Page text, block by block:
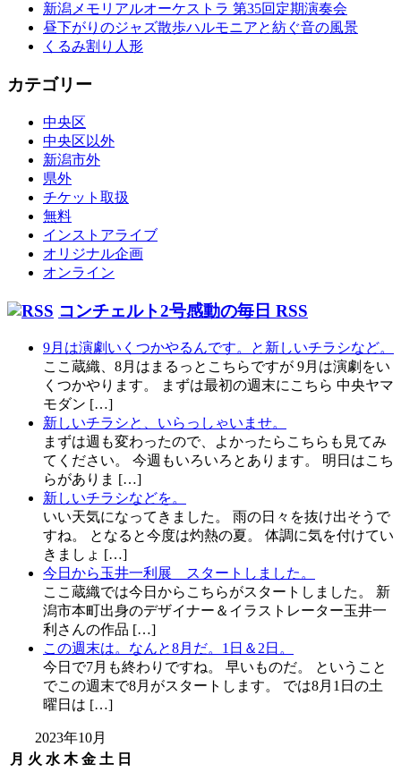
新潟メモリアルオーケストラ 第35回定期演奏会
昼下がりのジャズ散歩ハルモニアと紡ぐ音の風景
くるみ割り人形
カテゴリー
中央区
中央区以外
新潟市外
県外
チケット取扱
無料
インストアライブ
オリジナル企画
オンライン
コンチェルト2号感動の毎日 RSS
9月は演劇いくつかやるんです。と新しいチラシなど。
ここ蔵織、8月はまるっとこちらですが 9月は演劇をい
くつかやります。 まずは最初の週末にこちら 中央ヤマ
モダン […]
新しいチラシと、いらっしゃいませ。
まずは週も変わったので、よかったらこちらも見てみ
てください。 今週もいろいろとあります。 明日はこち
らがありま […]
新しいチラシなどを。
いい天気になってきました。 雨の日々を抜け出そうで
すね。 となると今度は灼熱の夏。 体調に気を付けてい
きましょ […]
今日から玉井一利展 スタートしました。
ここ蔵織では今日からこちらがスタートしました。 新
潟市本町出身のデザイナー＆イラストレーター玉井一
利さんの作品 […]
この週末は。なんと8月だ。1日＆2日。
今日で7月も終わりですね。 早いものだ。 ということ
でこの週末で8月がスタートします。 では8月1日の土
曜日は […]
2023年10月
月 火 水 木 金 土 日